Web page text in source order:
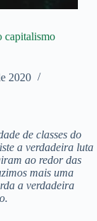
capitalismo
2020
de classes do
a verdadeira luta
ao redor das
mais uma
a verdadeira